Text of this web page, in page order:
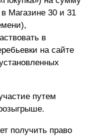
Магазине 30 и 31
в
на сайте
путем
получить право